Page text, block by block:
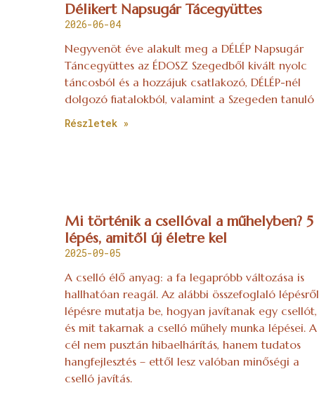
Délikert Napsugár Tácegyüttes
2026-06-04
Negyvenöt éve alakult meg a DÉLÉP Napsugár
Táncegyüttes az ÉDOSZ Szegedből kivált nyolc
táncosból és a hozzájuk csatlakozó, DÉLÉP-nél
dolgozó fiatalokból, valamint a Szegeden tanuló
Részletek »
Mi történik a csellóval a műhelyben? 5
lépés, amitől új életre kel
2025-09-05
A cselló élő anyag: a fa legapróbb változása is
hallhatóan reagál. Az alábbi összefoglaló lépésről
lépésre mutatja be, hogyan javítanak egy csellót,
és mit takarnak a cselló műhely munka lépései. A
cél nem pusztán hibaelhárítás, hanem tudatos
hangfejlesztés – ettől lesz valóban minőségi a
cselló javítás.